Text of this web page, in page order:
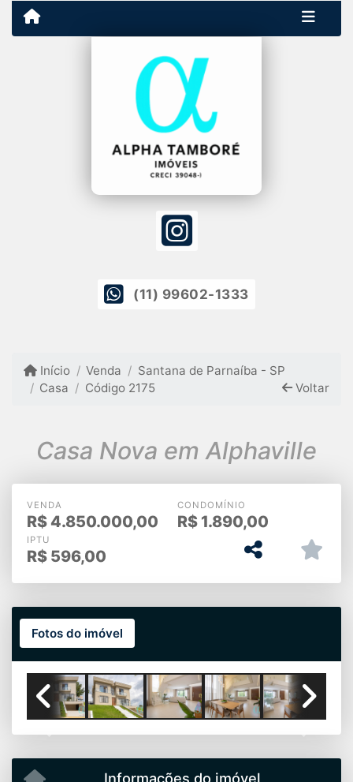
(11) 99602-1333
Início Venda
Santana de Parnaíba - SP
Casa
Código 2175 Voltar
Casa Nova em Alphaville
VENDA
R$ 4.850.000,00
CONDOMÍNIO
R$ 1.890,00
IPTU
R$ 596,00
Fotos do imóvel
Informações do imóvel